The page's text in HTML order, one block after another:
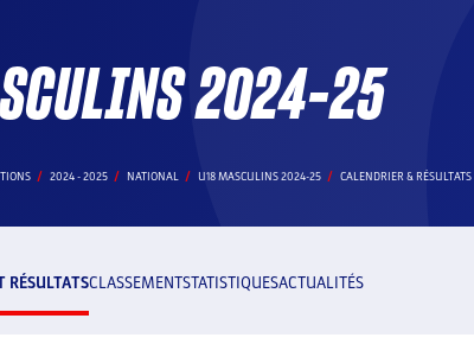
2024-25
2024 - 2025 NATIONAL U18 MASCULINS 2024-25 CALENDRIER & RÉSULTATS
RÉSULTATSCLASSEMENTSTATISTIQUESACTUALITÉS